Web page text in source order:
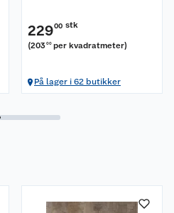
22900 stk
(203 00 per kvadratmeter)
På lager i 62 butikker